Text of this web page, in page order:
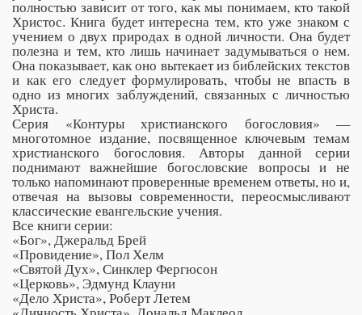
полностью зависит от того, как мы понимаем, кто такой
Христос. Книга будет интересна тем, кто уже знаком с
учением о двух природах в одной личности. Она будет
полезна и тем, кто лишь начинает задумываться о нем.
Она показывает, как оно вытекает из библейских текстов
и как его следует формулировать, чтобы не впасть в
одно из многих заблуждений, связанных с личностью
Христа.
Серия «Контуры христианского богословия» —
многотомное издание, посвященное ключевым темам
христианского богословия. Авторы данной серии
поднимают важнейшие богословские вопросы и не
только напоминают проверенные временем ответы, но и,
отвечая на вызовы современности, переосмысливают
классические евангельские учения.
Все книги серии:
«Бог», Джеральд Брей
«Провидение», Пол Хелм
«Святой Дух», Синклер Фергюсон
«Церковь», Эдмунд Клауни
«Дело Христа», Роберт Летем